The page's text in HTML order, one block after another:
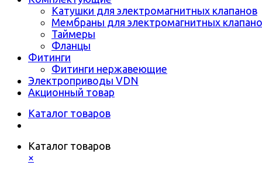
Катушки для электромагнитных клапанов
Мембраны для электромагнитных
Таймеры
Фланцы
Фитинги
Фитинги нержавеющие
Электроприводы VDN
Акционный товар
Каталог товаров
Каталог товаров
×